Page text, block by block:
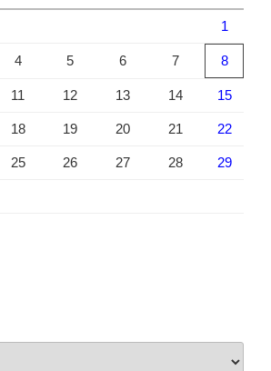
1
4 5 6 7 8
11 12 13 14 15
18 19 20 21 22
25 26 27 28 29